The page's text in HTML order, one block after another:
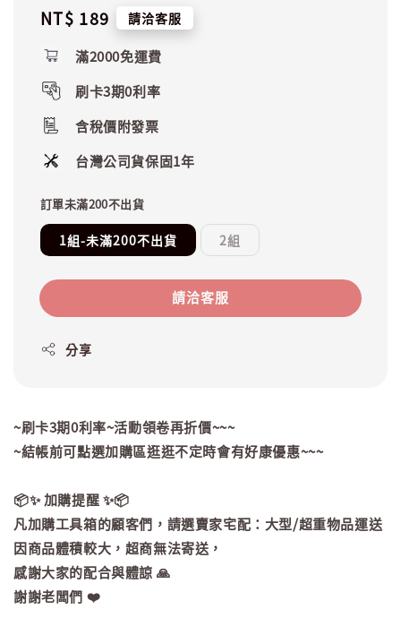
Regular
NT$ 189 請洽客服
滿2000免運費
刷卡3期0利率
含稅價附發票
台灣公司貨保固1年
訂單未滿200不出貨
1組-未滿200不出貨 2組
請洽客服
分享
~刷卡3期0利率~活動領卷再折價~~~
~結帳前可點選加購區逛逛不定時會有好康優惠~~~
📦✨ 加購提醒 ✨📦
凡加購工具箱的顧客們，請選賣家宅配：大型/超重物品運送
因商品體積較大，超商無法寄送，
感謝大家的配合與體諒 🙏
謝謝老闆們 ❤️